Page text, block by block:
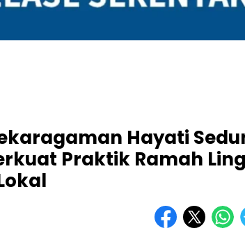
Hayati
Praktik Ramah